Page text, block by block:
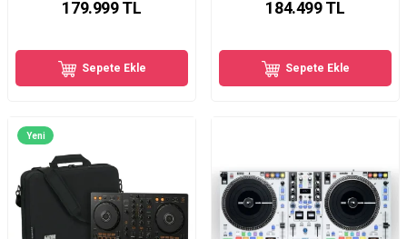
179.999TL
Sepete Ekle
184.499TL
Sepete Ekle
Yeni